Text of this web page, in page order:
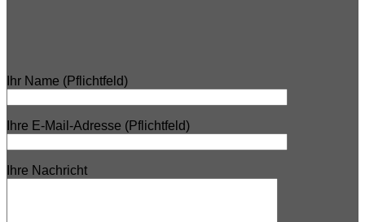
Ihr Name (Pflichtfeld)
Ihre E-Mail-Adresse (Pflichtfeld)
Ihre Nachricht